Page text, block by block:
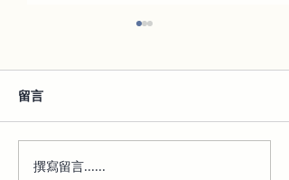
汽修報價不只是價格問
留言
撰寫留言......